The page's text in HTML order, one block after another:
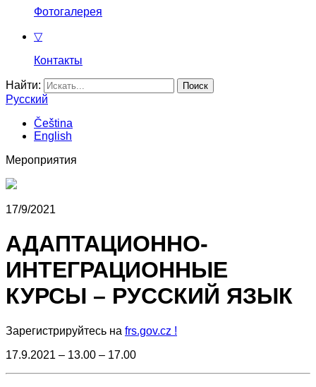
Фотогалерея
▽
Контакты
Найти:
Русский
Čeština
English
Мероприятия
17/9/2021
АДАПТАЦИОННО-
ИНТЕГРАЦИОННЫЕ
КУРСЫ – РУССКИЙ ЯЗЫК
Зарегистрируйтесь на frs.gov.cz !
17.9.2021 – 13.00 – 17.00